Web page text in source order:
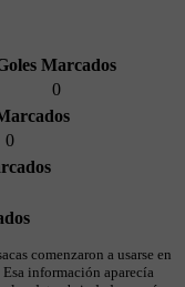
Marcados
0
0
comenzaron a usarse en
información aparecía